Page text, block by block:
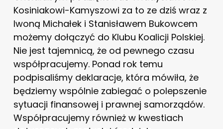
Kosiniakowi-Kamyszowi za to ze dziś wraz z
Iwoną Michałek i Stanisławem Bukowcem
możemy dołączyć do Klubu Koalicji Polskiej.
Nie jest tajemnicą, że od pewnego czasu
współpracujemy. Ponad rok temu
podpisaliśmy deklaracje, która mówiła, że
będziemy wspólnie zabiegać o polepszenie
sytuacji finansowej i prawnej samorządów.
Współpracujemy również w kwestiach